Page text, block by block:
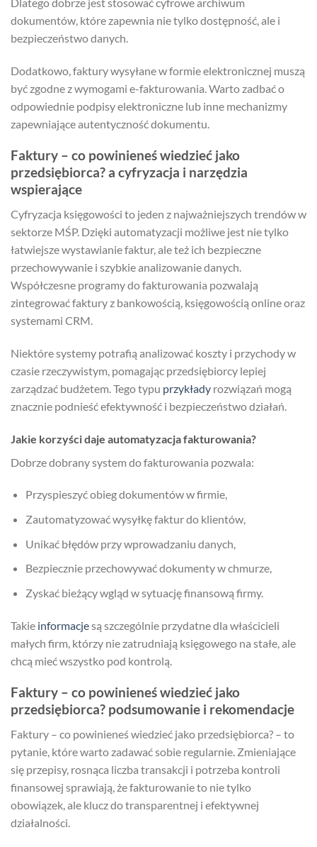
dokumentów, które zapewnia nie tylko dostępność, ale i
bezpieczeństwo danych.
Dodatkowo, faktury wysyłane w formie elektronicznej muszą
być zgodne z wymogami e-fakturowania. Warto zadbać o
odpowiednie podpisy elektroniczne lub inne mechanizmy
zapewniające autentyczność dokumentu.
Faktury – co powinieneś wiedzieć jako
przedsiębiorca? a cyfryzacja i narzędzia
wspierające
Cyfryzacja księgowości to jeden z najważniejszych trendów w
sektorze MŚP. Dzięki automatyzacji możliwe jest nie tylko
łatwiejsze wystawianie faktur, ale też ich bezpieczne
przechowywanie i szybkie analizowanie danych.
Współczesne programy do fakturowania pozwalają
zintegrować faktury z bankowością, księgowością online oraz
systemami CRM.
Niektóre systemy potrafią analizować koszty i przychody w
czasie rzeczywistym, pomagając przedsiębiorcy lepiej
zarządzać budżetem. Tego typu przykłady rozwiązań mogą
znacznie podnieść efektywność i bezpieczeństwo działań.
Jakie korzyści daje automatyzacja fakturowania?
Dobrze dobrany system do fakturowania pozwala:
Przyspieszyć obieg dokumentów w firmie,
Zautomatyzować wysyłkę faktur do klientów,
Unikać błędów przy wprowadzaniu danych,
Bezpiecznie przechowywać dokumenty w chmurze,
Zyskać bieżący wgląd w sytuację finansową firmy.
Takie informacjesą szczególnie przydatne dla właścicieli
małych firm, którzy nie zatrudniają księgowego na stałe, ale
chcą mieć wszystko pod kontrolą.
Faktury – co powinieneś wiedzieć jako
przedsiębiorca? podsumowanie i rekomendacje
Faktury – co powinieneś wiedzieć jako przedsiębiorca? – to
pytanie, które warto zadawać sobie regularnie. Zmieniające
się przepisy, rosnąca liczba transakcji i potrzeba kontroli
finansowej sprawiają, że fakturowanie to nie tylko
obowiązek, ale klucz do transparentnej i efektywnej
działalności.